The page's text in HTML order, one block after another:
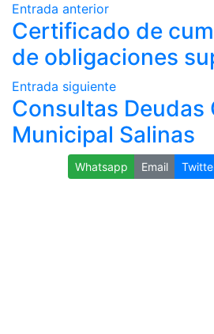
Entrada anterior
Certificado de
de obligaciones
Entrada siguiente
Consultas Deudas
Municipal Salinas
Whatsapp Email